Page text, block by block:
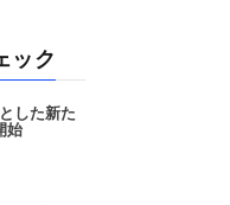
ック
した新た
始